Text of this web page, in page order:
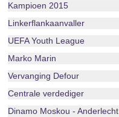
Kampioen 2015
Linkerflankaanvaller
UEFA Youth League
Marko Marin
Vervanging Defour
Centrale verdediger
Dinamo Moskou - Anderlecht